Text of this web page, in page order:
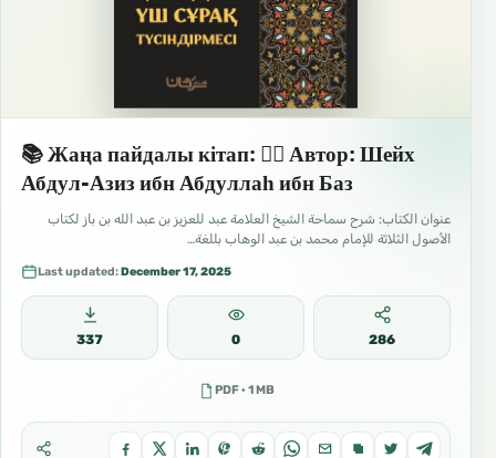
📚 Жаңа пайдалы кітап: ✍🏼 Автор: Шейх
Абдул-Азиз ибн Абдуллаһ ибн Баз
عنوان الكتاب: شرح سماحة الشيخ العلامة عبد للعزيز بن عبد الله بن باز لكتاب
الأصول الثلاثة للإمام محمد بن عبد الوهاب بللغة…
Last updated:December 17, 2025
337 0 286
PDF · 1 MB